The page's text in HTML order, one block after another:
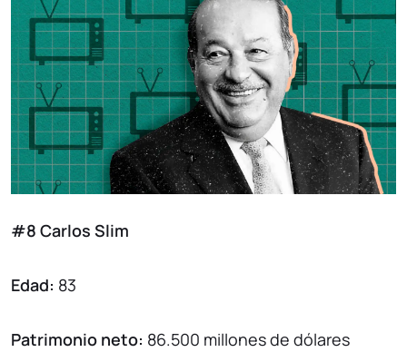
#8 Carlos Slim
Edad: 83
Patrimonio neto: 86.500 millones de dólares